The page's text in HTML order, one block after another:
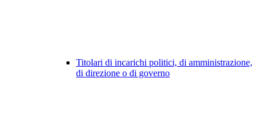
Titolari di incarichi politici, di amministrazione,
di direzione o di governo